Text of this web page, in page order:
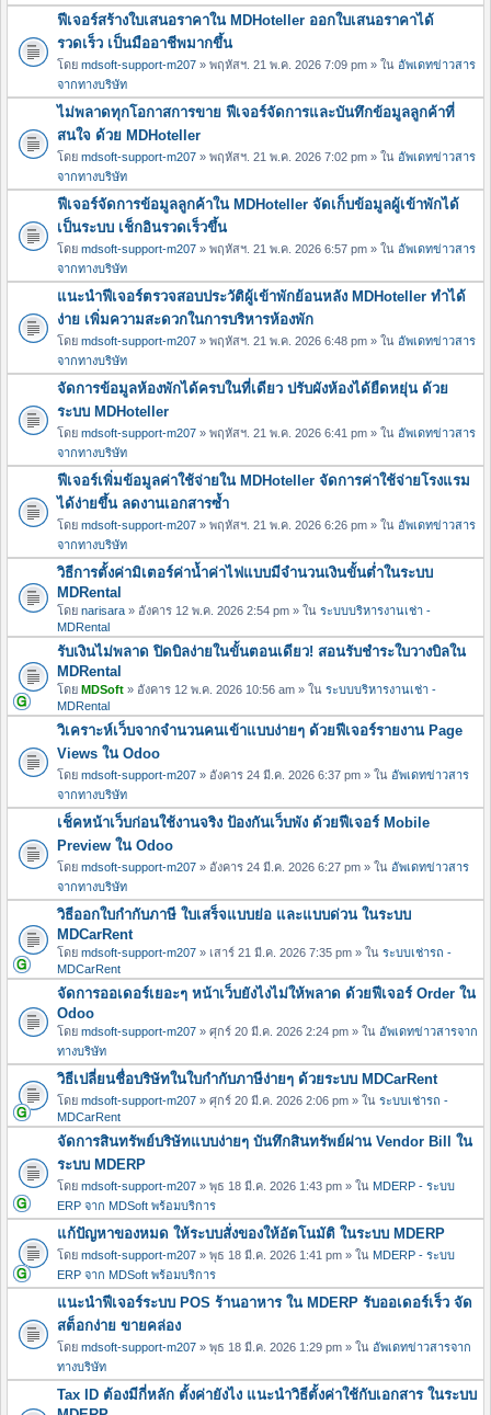
ฟีเจอร์สร้างใบเสนอราคาใน MDHoteller ออกใบเสนอราคาได้
รวดเร็ว เป็นมืออาชีพมากขึ้น
โดย mdsoft-support-m207 » พฤหัสฯ. 21 พ.ค. 2026 7:09 pm » ใน อัพเดทข่าวสาร
จากทางบริษัท
ไม่พลาดทุกโอกาสการขาย ฟีเจอร์จัดการและบันทึกข้อมูลลูกค้าที่
สนใจ ด้วย MDHoteller
โดย mdsoft-support-m207 » พฤหัสฯ. 21 พ.ค. 2026 7:02 pm » ใน อัพเดทข่าวสาร
จากทางบริษัท
ฟีเจอร์จัดการข้อมูลลูกค้าใน MDHoteller จัดเก็บข้อมูลผู้เข้าพักได้
เป็นระบบ เช็กอินรวดเร็วขึ้น
โดย mdsoft-support-m207 » พฤหัสฯ. 21 พ.ค. 2026 6:57 pm » ใน อัพเดทข่าวสาร
จากทางบริษัท
แนะนำฟีเจอร์ตรวจสอบประวัติผู้เข้าพักย้อนหลัง MDHoteller ทำได้
ง่าย เพิ่มความสะดวกในการบริหารห้องพัก
โดย mdsoft-support-m207 » พฤหัสฯ. 21 พ.ค. 2026 6:48 pm » ใน อัพเดทข่าวสาร
จากทางบริษัท
จัดการข้อมูลห้องพักได้ครบในที่เดียว ปรับผังห้องได้ยืดหยุ่น ด้วย
ระบบ MDHoteller
โดย mdsoft-support-m207 » พฤหัสฯ. 21 พ.ค. 2026 6:41 pm » ใน อัพเดทข่าวสาร
จากทางบริษัท
ฟีเจอร์เพิ่มข้อมูลค่าใช้จ่ายใน MDHoteller จัดการค่าใช้จ่ายโรงแรม
ได้ง่ายขึ้น ลดงานเอกสารซ้ำ
โดย mdsoft-support-m207 » พฤหัสฯ. 21 พ.ค. 2026 6:26 pm » ใน อัพเดทข่าวสาร
จากทางบริษัท
วิธีการตั้งค่ามิเตอร์ค่าน้ำค่าไฟแบบมีจำนวนเงินขั้นต่ำในระบบ
MDRental
โดย narisara » อังคาร 12 พ.ค. 2026 2:54 pm » ใน ระบบบริหารงานเช่า -
MDRental
รับเงินไม่พลาด ปิดบิลง่ายในขั้นตอนเดียว! สอนรับชำระใบวางบิลใน
MDRental
โดย MDSoft » อังคาร 12 พ.ค. 2026 10:56 am » ใน ระบบบริหารงานเช่า -
MDRental
วิเคราะห์เว็บจากจำนวนคนเข้าแบบง่ายๆ ด้วยฟีเจอร์รายงาน Page
Views ใน Odoo
โดย mdsoft-support-m207 » อังคาร 24 มี.ค. 2026 6:37 pm » ใน อัพเดทข่าวสาร
จากทางบริษัท
เช็คหน้าเว็บก่อนใช้งานจริง ป้องกันเว็บพัง ด้วยฟีเจอร์ Mobile
Preview ใน Odoo
โดย mdsoft-support-m207 » อังคาร 24 มี.ค. 2026 6:27 pm » ใน อัพเดทข่าวสาร
จากทางบริษัท
วิธีออกใบกำกับภาษี ใบเสร็จแบบย่อ และแบบด่วน ในระบบ
MDCarRent
โดย mdsoft-support-m207 » เสาร์ 21 มี.ค. 2026 7:35 pm » ใน ระบบเช่ารถ -
MDCarRent
จัดการออเดอร์เยอะๆ หน้าเว็บยังไงไม่ให้พลาด ด้วยฟีเจอร์ Order ใน
Odoo
โดย mdsoft-support-m207 » ศุกร์ 20 มี.ค. 2026 2:24 pm » ใน อัพเดทข่าวสารจาก
ทางบริษัท
วิธีเปลี่ยนชื่อบริษัทในใบกำกับภาษีง่ายๆ ด้วยระบบ MDCarRent
โดย mdsoft-support-m207 » ศุกร์ 20 มี.ค. 2026 2:06 pm » ใน ระบบเช่ารถ -
MDCarRent
จัดการสินทรัพย์บริษัทแบบง่ายๆ บันทึกสินทรัพย์ผ่าน Vendor Bill ใน
ระบบ MDERP
โดย mdsoft-support-m207 » พุธ 18 มี.ค. 2026 1:43 pm » ใน MDERP - ระบบ
ERP จาก MDSoft พร้อมบริการ
แก้ปัญหาของหมด ให้ระบบสั่งของให้อัตโนมัติ ในระบบ MDERP
โดย mdsoft-support-m207 » พุธ 18 มี.ค. 2026 1:41 pm » ใน MDERP - ระบบ
ERP จาก MDSoft พร้อมบริการ
แนะนำฟีเจอร์ระบบ POS ร้านอาหาร ใน MDERP รับออเดอร์เร็ว จัด
สต็อกง่าย ขายคล่อง
โดย mdsoft-support-m207 » พุธ 18 มี.ค. 2026 1:29 pm » ใน อัพเดทข่าวสารจาก
ทางบริษัท
Tax ID ต้องมีกี่หลัก ตั้งค่ายังไง แนะนำวิธีตั้งค่าใช้กับเอกสาร ในระบบ